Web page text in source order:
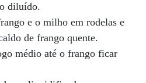
diluído.
e o milho em rodelas e
de frango quente.
médio até o frango ficar